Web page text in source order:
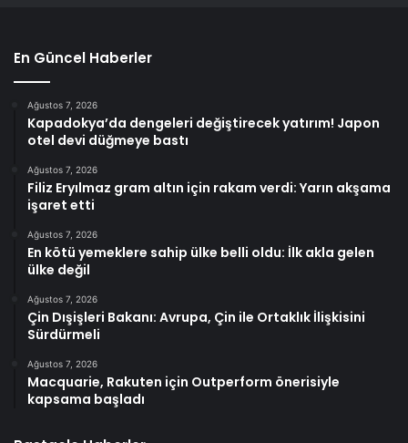
En Güncel Haberler
Ağustos 7, 2026
Kapadokya’da dengeleri değiştirecek yatırım! Japon
otel devi düğmeye bastı
Ağustos 7, 2026
Filiz Eryılmaz gram altın için rakam verdi: Yarın akşama
işaret etti
Ağustos 7, 2026
En kötü yemeklere sahip ülke belli oldu: İlk akla gelen
ülke değil
Ağustos 7, 2026
Çin Dışişleri Bakanı: Avrupa, Çin ile Ortaklık İlişkisini
Sürdürmeli
Ağustos 7, 2026
Macquarie, Rakuten için Outperform önerisiyle
kapsama başladı